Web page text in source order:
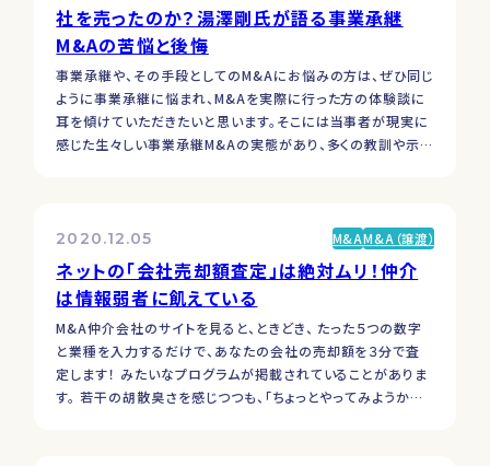
社を売ったのか？湯澤剛氏が語る事業承継
M&Aの苦悩と後悔
事業承継や、その手段としてのM&Aにお悩みの方は、ぜひ同じ
ように事業承継に悩まれ、M&Aを実際に行った方の体験談に
耳を傾けていただきたいと思います。そこには当事者が現実に
感じた生々しい事業承継M&Aの実態があり、多くの教訓や示
2020.12.05 M&AM&A（譲渡）
ネットの「会社売却額査定」は絶対ムリ！仲介
は情報弱者に飢えている
M&A仲介会社のサイトを見ると、ときどき、 たった５つの数字
と業種を入力するだけで、あなたの会社の売却額を３分で査
定します！ みたいなプログラムが掲載されていることがありま
す。 若干の胡散臭さを感じつつも、「ちょっとやってみようかな」